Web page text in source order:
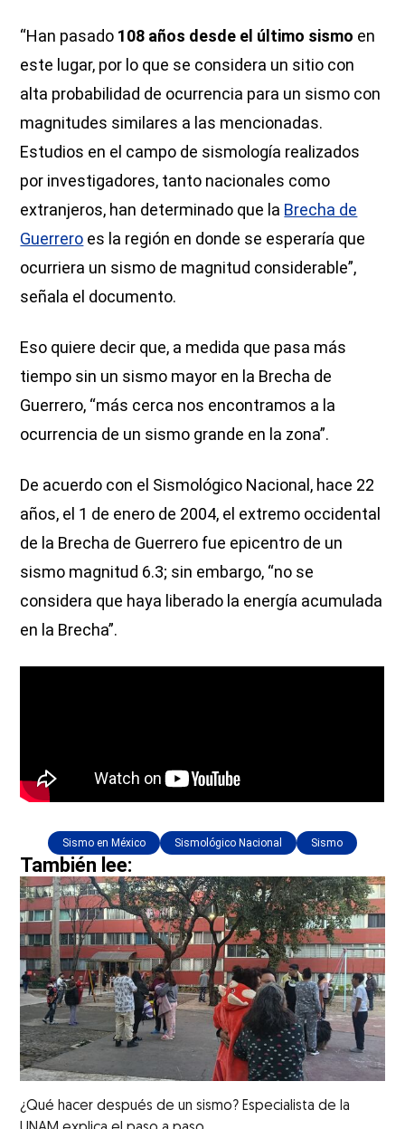
“Han pasado 108 años desde el último sismo en
este lugar, por lo que se considera un sitio con
alta probabilidad de ocurrencia para un sismo con
magnitudes similares a las mencionadas.
Estudios en el campo de sismología realizados
por investigadores, tanto nacionales como
extranjeros, han determinado que la Brecha de
Guerrero es la región en donde se esperaría que
ocurriera un sismo de magnitud considerable”,
señala el documento.
Eso quiere decir que, a medida que pasa más
tiempo sin un sismo mayor en la Brecha de
Guerrero, “más cerca nos encontramos a la
ocurrencia de un sismo grande en la zona”.
De acuerdo con el Sismológico Nacional, hace 22
años, el 1 de enero de 2004, el extremo occidental
de la Brecha de Guerrero fue epicentro de un
sismo magnitud 6.3; sin embargo, “no se
considera que haya liberado la energía acumulada
en la Brecha”.
Sismo en México Sismológico Nacional Sismo
También lee:
¿Qué hacer después de un sismo? Especialista de la